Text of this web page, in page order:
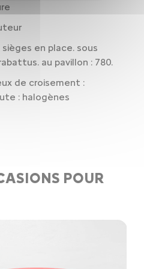
en place. sous
au pavillon : 780.
de croisement :
: halogènes
POUR